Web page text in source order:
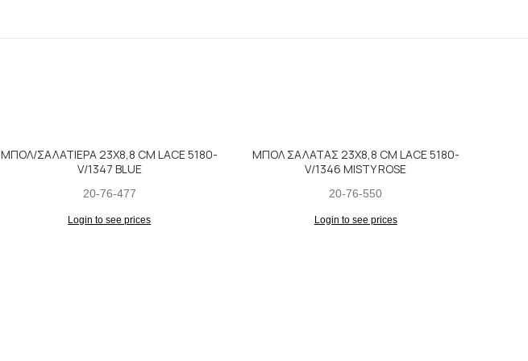
ΜΠΟΛ/ΣΑΛΑΤΙΕΡΑ 23X8,8 CM LACE 5180-
V/1347 BLUE
20-76-477
Login to see prices
ΜΠOΛ ΣΑΛΑΤΑΣ 23X8,8 CM LACE 5180-
V/1346 MISTY ROSE
20-76-550
Login to see prices